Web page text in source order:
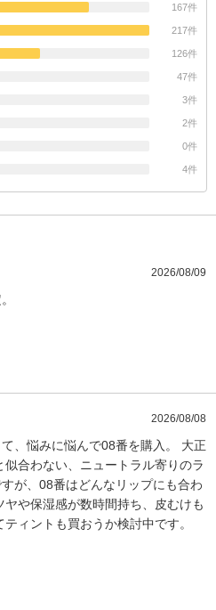
167件
217件
126件
47件
3件
2件
0件
4件
2026/08/09
2026/08/08
、悩みに悩んで08番を購入。 大正
合わない、ニュートラル寄りのラ
が、08番はどんなリップにも合わ
や保湿感が数時間持ち、皮むけも
ィントも買おうか検討中です。